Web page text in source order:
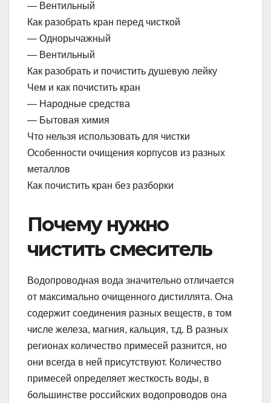
— Вентильный
Как разобрать кран перед чисткой
— Однорычажный
— Вентильный
Как разобрать и почистить душевую лейку
Чем и как почистить кран
— Народные средства
— Бытовая химия
Что нельзя использовать для чистки
Особенности очищения корпусов из разных
металлов
Как почистить кран без разборки
Почему нужно
чистить смеситель
Водопроводная вода значительно отличается
от максимально очищенного дистиллята. Она
содержит соединения разных веществ, в том
числе железа, магния, кальция, т.д. В разных
регионах количество примесей разнится, но
они всегда в ней присутствуют. Количество
примесей определяет жесткость воды, в
большинстве российских водопроводов она